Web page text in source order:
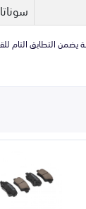
سوناتا